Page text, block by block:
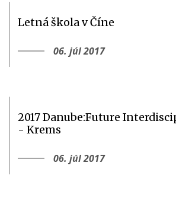
Letná škola v Číne
06. júl 2017
2017 Danube:Future
- Krems
06. júl 2017